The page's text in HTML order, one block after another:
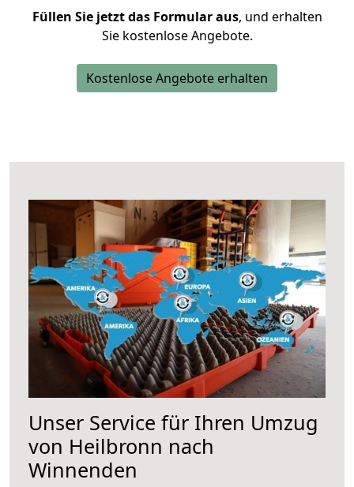
Füllen Sie jetzt das Formular aus, und erhalten
Sie kostenlose Angebote.
Kostenlose Angebote erhalten
Unser Service für Ihren Umzug
von Heilbronn nach
Winnenden